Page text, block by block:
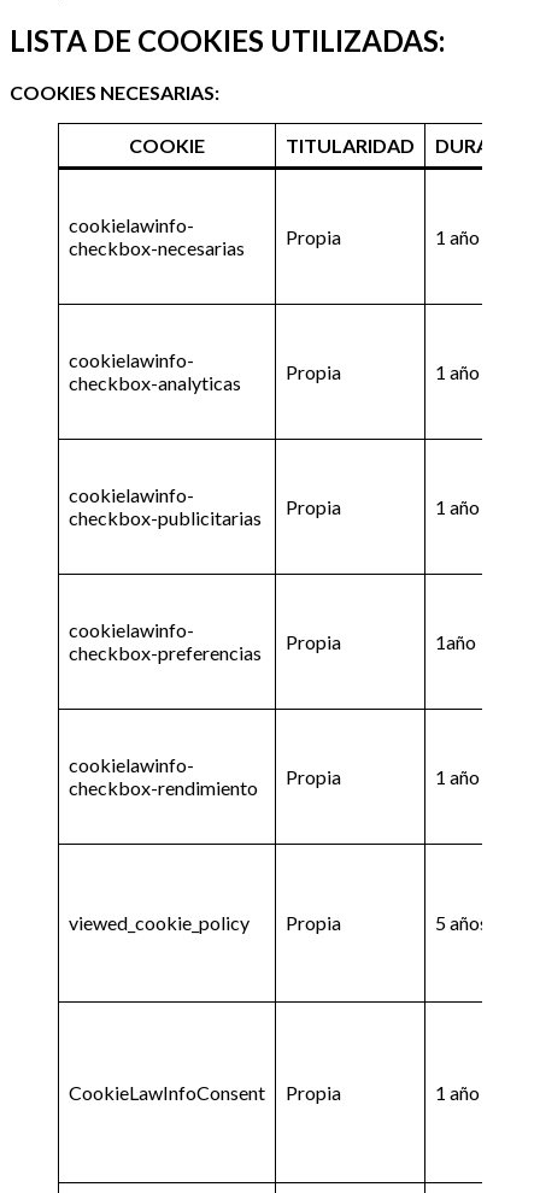
LISTA DE COOKIES UTILIZADAS:
COOKIES NECESARIAS:
COOKIE TITULARIDAD DURACIÓN
cookielawinfo-
checkbox-necesarias
Propia 1 año
cookielawinfo-
checkbox-analyticas
Propia 1 año
cookielawinfo-
checkbox-publicitarias
Propia 1 año
cookielawinfo-
checkbox-preferencias
Propia 1año
cookielawinfo-
checkbox-rendimiento
Propia 1 año
viewed_cookie_policy Propia 5 años
CookieLawInfoConsent Propia 1 año